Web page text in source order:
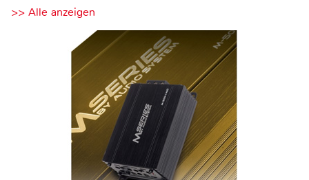
>> Alle anzeigen